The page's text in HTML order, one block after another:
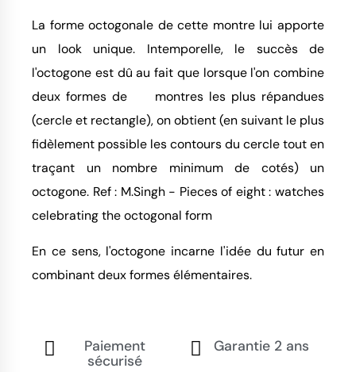
La forme octogonale de cette montre lui apporte
un look unique. Intemporelle, le succès de
l'octogone est dû au fait que lorsque l'on combine
deux formes de montres les plus répandues
(cercle et rectangle), on obtient (en suivant le plus
fidèlement possible les contours du cercle tout en
traçant un nombre minimum de cotés) un
octogone. Ref : M.Singh - Pieces of eight : watches
celebrating the octogonal form
En ce sens, l'octogone incarne l'idée du futur en
combinant deux formes élémentaires.
Paiement
sécurisé
Garantie 2 ans